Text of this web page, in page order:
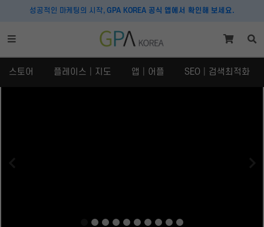
성공적인 마케팅의 시작, GPA KOREA 공식 앱에서 확인해 보세요.
스토어 플레이스│지도 앱│어플 SEO│검색최적화
크라우드펀딩 호텔│숙박│숙소